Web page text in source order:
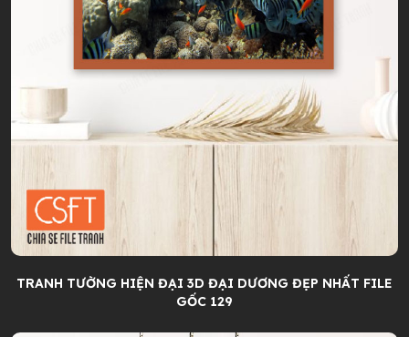
TRANH TƯỜNG HIỆN ĐẠI 3D ĐẠI DƯƠNG ĐẸP NHẤT FILE
GỐC 129